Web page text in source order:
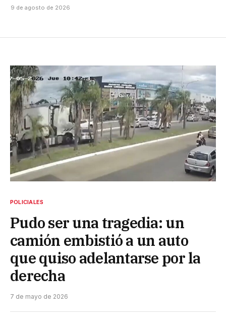
9 de agosto de 2026
POLICIALES
Pudo ser una tragedia: un
camión embistió a un auto
que quiso adelantarse por la
derecha
7 de mayo de 2026